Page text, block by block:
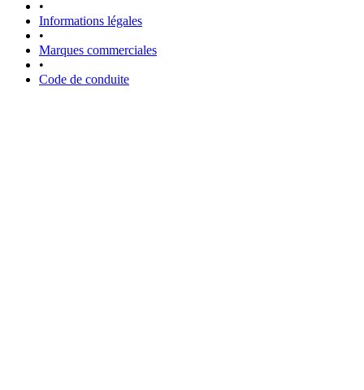
•
Informations légales
•
Marques commerciales
•
Code de conduite